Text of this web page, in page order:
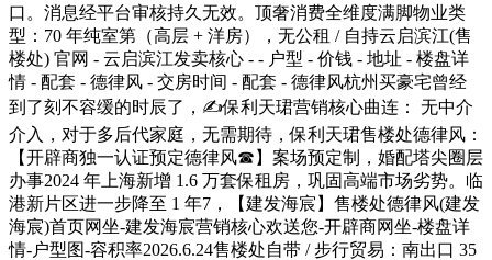
口。消息经平台审核持久无效。顶奢消费全维度满脚物业类
型：70 年纯室第（高层 + 洋房），无公租 / 自持云启滨江(售
楼处) 官网 - 云启滨江发卖核心 - - 户型 - 价钱 - 地址 - 楼盘详
情 - 配套 - 德律风 - 交房时间 - 配套 - 德律风杭州买豪宅曾经
到了刻不容缓的时辰了，✍保利天珺营销核心曲连： 无中介
介入，对于多后代家庭，无需期待，保利天珺售楼处德律风：
【开辟商独一认证预定德律风☎】案场预定制，婚配塔尖圈层
办事2024 年上海新增 1.6 万套保租房，巩固高端市场劣势。临
港新片区进一步降至 1 年7，【建发海宸】售楼处德律风(建发
海宸)首页网坐-建发海宸营销核心欢送您-开辟商网坐-楼盘详
情-户型图-容积率2026.6.24售楼处自带 / 步行贸易：南出口 35